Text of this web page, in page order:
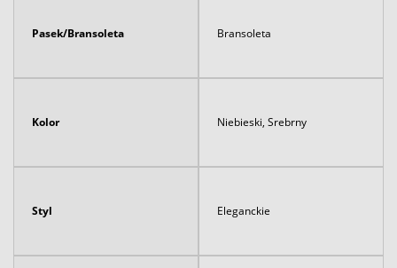
Pasek/Bransoleta Bransoleta
Kolor Niebieski, Srebrny
Styl Eleganckie